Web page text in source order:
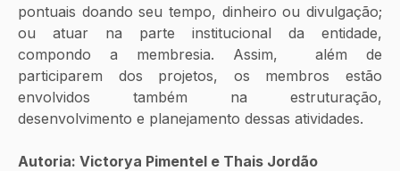
pontuais doando seu tempo, dinheiro ou divulgação;
ou atuar na parte institucional da entidade,
compondo a membresia. Assim,  além de
participarem dos projetos, os membros estão
envolvidos também na estruturação,
desenvolvimento e planejamento dessas atividades.
Autoria: Victorya Pimentel e Thais Jordão